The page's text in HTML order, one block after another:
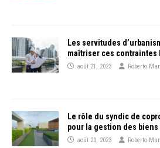
Les servitudes
maîtriser ces contraintes
août 21, 2023 Roberto
Le rôle du syndic de
pour la gestion des
août 20, 2023 Roberto